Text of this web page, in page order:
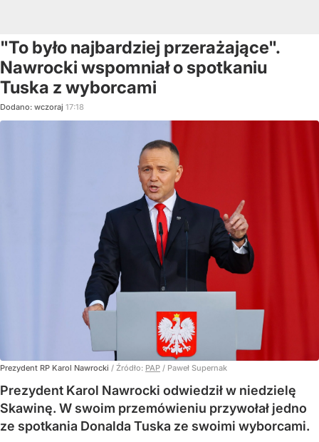
"To było najbardziej przerażające".
Nawrocki wspomniał o spotkaniu
Tuska z wyborcami
Dodano: wczoraj 17:18
Prezydent RP Karol Nawrocki / Źródło: PAP / Paweł Supernak
Prezydent Karol Nawrocki odwiedził w niedzielę
Skawinę. W swoim przemówieniu przywołał jedno
ze spotkania Donalda Tuska ze swoimi wyborcami.